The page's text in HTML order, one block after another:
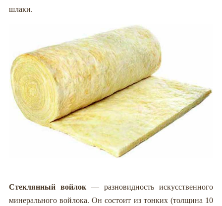
шлаки.
Стеклянный войлок— разновидность искусственного
минерального войлока. Он состоит из тонких (толщина 10